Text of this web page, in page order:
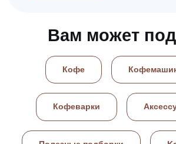
Вам может
Кофе
Кофеварки